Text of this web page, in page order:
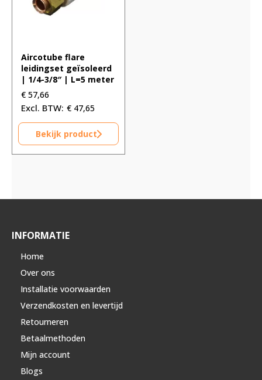
Aircotube flare
leidingset geïsoleerd
| 1/4-3/8″ | L=5 meter
€ 57,66
€ 47,65
Bekijk product
INFORMATIE
Home
Over ons
Installatie voorwaarden
Verzendkosten en levertijd
Retourneren
Betaalmethoden
Mijn account
Blogs